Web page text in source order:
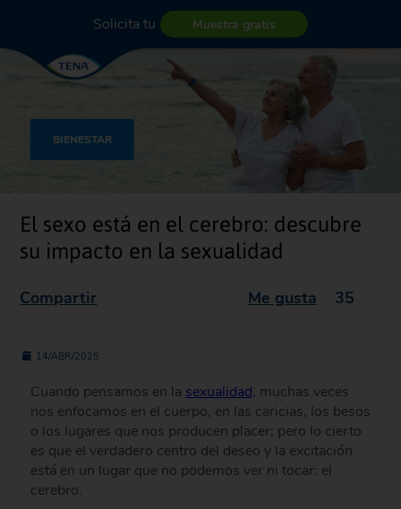
Solicita tu Muestra gratis
BIENESTAR
El sexo está en el cerebro: descubre
su impacto en la sexualidad
Compartir Me gusta 35
14/ABR/2025
Cuando pensamos en la sexualidad, muchas veces
nos enfocamos en el cuerpo, en las caricias, los besos
o los lugares que nos producen placer; pero lo cierto
es que el verdadero centro del deseo y la excitación
está en un lugar que no podemos ver ni tocar: el
cerebro.